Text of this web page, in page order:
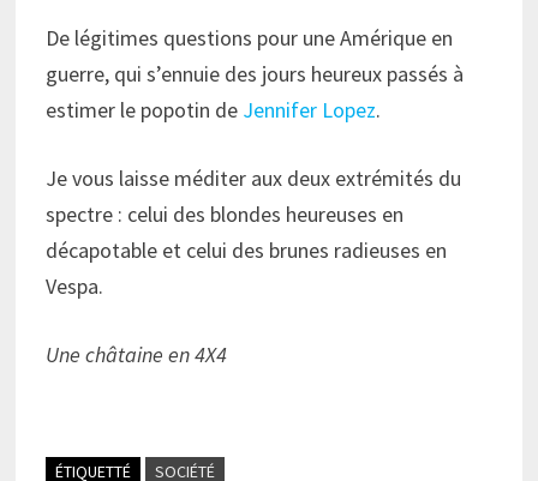
De légitimes questions pour une Amérique en
guerre, qui s’ennuie des jours heureux passés à
estimer le popotin deJennifer Lopez.
Je vous laisse méditer aux deux extrémités du
spectre : celui des blondes heureuses en
décapotable et celui des brunes radieuses en
Vespa.
Une châtaine en 4X4
ÉTIQUETTÉ SOCIÉTÉ